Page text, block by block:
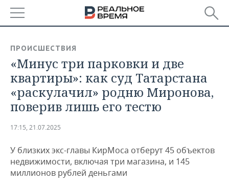
БАШКОРТОСТАН
ТАТАРСТАН
УДМУРТИЯ
НОВОСТИ
АНАЛИТИКА
НОВОСТИ АНАЛИТИКИ
ДЕКЛАРАЦИИ О ДОХОДАХ
КОРОЛИ ГОСЗАКАЗА ПФО
ВУЗЫ ТАТАРСТАНА
ЭКОНОМИКА
НОВОСТИ ЭКОНОМИКИ
ФИНАНСЫ
БАНКИ
ПРОМЫШЛЕННОСТЬ
НОВОСТИ
ПРОМЫШЛЕННОСТИ
НЕДВИЖИМОСТЬ
НОВОСТИ НЕДВИЖИМОСТИ
АВТО
ПРОИСШЕСТВИЯ
«Минус три парковки и две
квартиры»: как суд Татарстана
«раскулачил» родню Миронова,
поверив лишь его тестю
17:15, 21.07.2025
У близких экс-главы КирМоса отберут 45 объектов
недвижимости, включая три магазина, и 145
миллионов рублей деньгами